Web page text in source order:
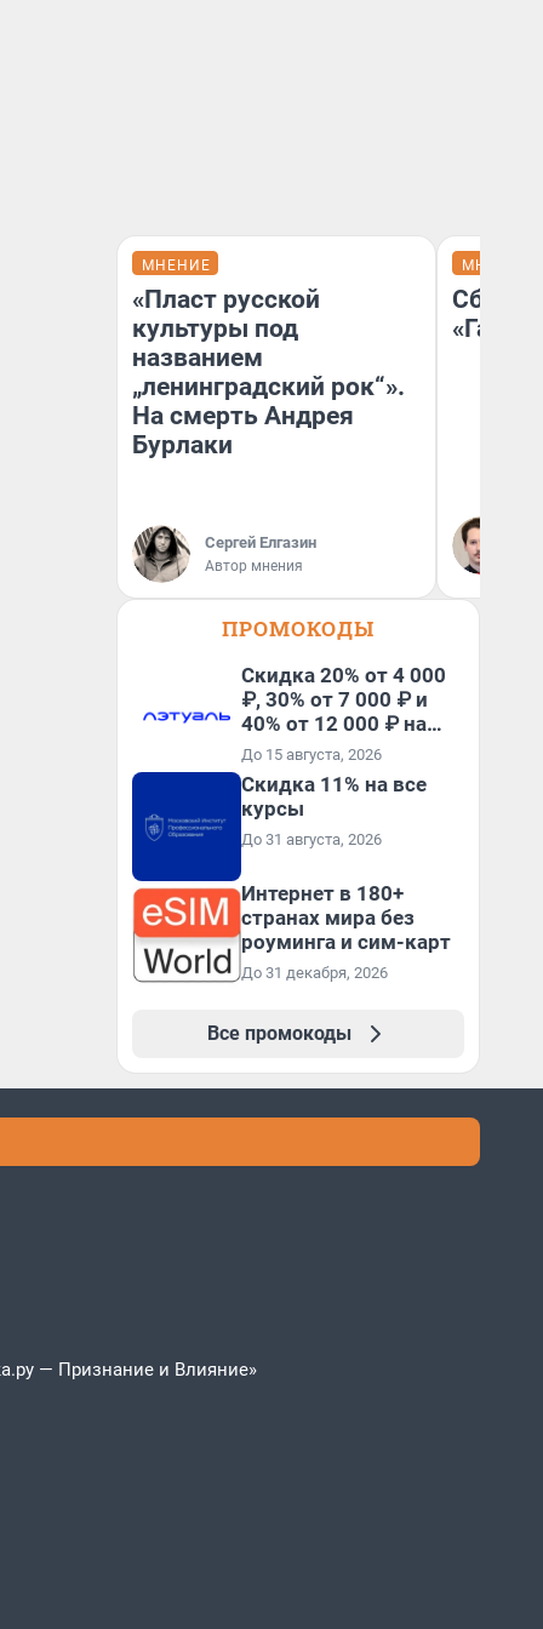
МНЕНИЕ
«Пласт русской
культуры под
названием
„ленинградский рок“».
На смерть Андрея
Бурлаки
Сергей Елгазин
Автор мнения
МНЕНИЕ
Сбер
ПРОМОКОДЫ
Скидка 20% от 4 000
₽, 30% от 7 000 ₽ и
40% от 12 000 ₽ на
первый и все
повторные заказы по
промокоду ТРЕНД
До 15 августа, 2026
Скидка 11% на все
курсы
До 31 августа, 2026
Интернет в 180+
странах мира без
роуминга и сим-карт
До 31 декабря, 2026
Все промокоды
— Признание и Влияние»